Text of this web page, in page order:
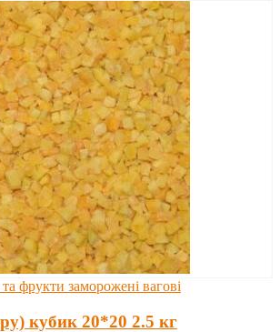
фрукти заморожені вагові
кубик 20*20 2.5 кг